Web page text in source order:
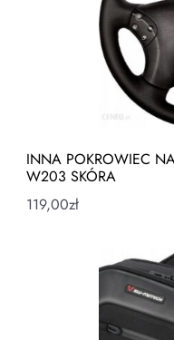
INNA POKROWIEC
W203 SKÓRA
119,00zł